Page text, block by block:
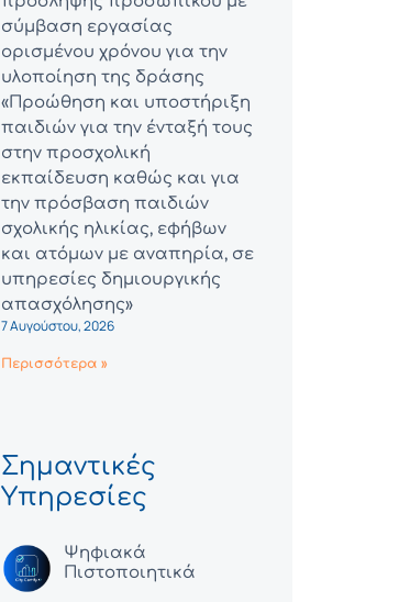
σύμβαση εργασίας
ορισμένου χρόνου για την
υλοποίηση της δράσης
«Προώθηση και υποστήριξη
παιδιών για την ένταξή τους
στην προσχολική
εκπαίδευση καθώς και για
την πρόσβαση παιδιών
σχολικής ηλικίας, εφήβων
και ατόμων με αναπηρία, σε
υπηρεσίες δημιουργικής
απασχόλησης»
7 Αυγούστου, 2026
Περισσότερα »
Σημαντικές
Υπηρεσίες
Ψηφιακά
Πιστοποιητικά